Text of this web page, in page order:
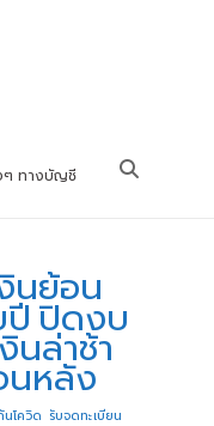
ๆ ทางบัญชี
นย้อน
ปิดงบ
นล่าช้า
หลัง
โควิด รับจดทะเบียน